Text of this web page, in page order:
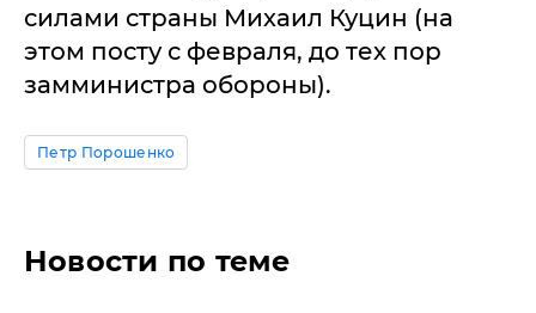
силами страны Михаил Куцин (на
этом посту с февраля, до тех пор
замминистра обороны).
Петр Порошенко
Новости по теме